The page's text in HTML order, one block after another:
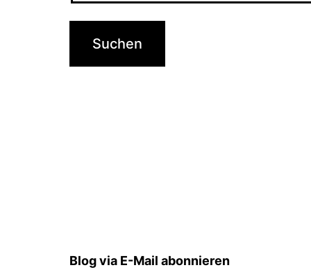
Blog via E-Mail abonnieren